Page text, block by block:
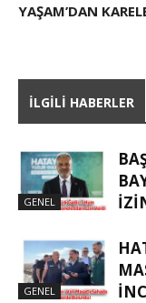
YAŞAM’DAN
İLGILI HABERLER
GENEL
GENEL